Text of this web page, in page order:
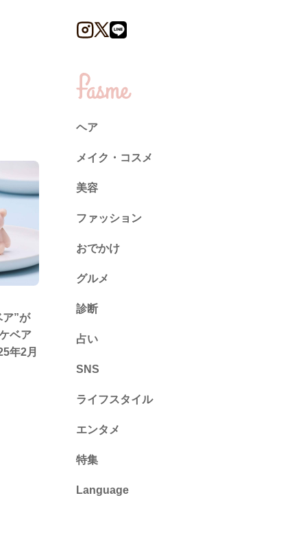
ア”が
ベア
年2月
ヘア
メイク・コスメ
美容
ファッション
トレンド
ネイル
おでかけ
グルメ
診断
診断
占い
心理テスト
SNS
ライフスタイル
推し活
カルチャー・暮らし
エンタメ
特集
Language